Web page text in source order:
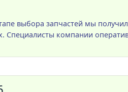
выбора запчастей мы
Специалисты компании